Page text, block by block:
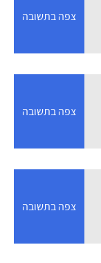
צפה בתשובה
צפה בתשובה
צפה בתשובה